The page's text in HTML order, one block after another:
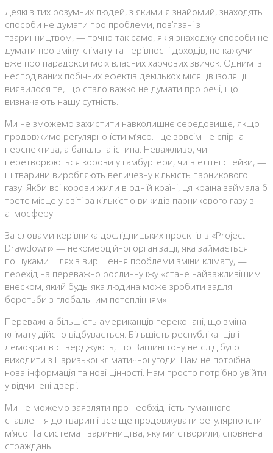
Деякі з тих розумних людей, з якими я знайомий, знаходять
способи не думати про проблеми, пов’язані з
тваринництвом, — точно так само, як я знаходжу способи не
думати про зміну клімату та нерівності доходів, не кажучи
вже про парадокси моїх власних харчових звичок. Одним із
несподіваних побічних ефектів декількох місяців ізоляції
виявилося те, що стало важко не думати про речі, що
визначають нашу сутність.
Ми не зможемо захистити навколишнє середовище, якщо
продовжимо регулярно їсти м’ясо. І це зовсім не спірна
перспектива, а банальна істина. Неважливо, чи
перетворюються корови у гамбургери, чи в елітні стейки, —
ці тварини виробляють величезну кількість парникового
газу. Якби всі корови жили в одній країні, ця країна займала б
третє місце у світі за кількістю викидів парникового газу в
атмосферу.
За словами керівника дослідницьких проєктів в «Project
Drawdown» — некомерційної організації, яка займається
пошуками шляхів вирішення проблеми зміни клімату, —
перехід на переважно рослинну їжу «стане найважливішим
внеском, який будь-яка людина може зробити задля
боротьби з глобальним потеплінням».
Переважна більшість американців переконані, що зміна
клімату дійсно відбувається. Більшість республіканців і
демократів стверджують, що Вашингтону не слід було
виходити з Паризької кліматичної угоди. Нам не потрібна
нова інформація та нові цінності. Нам просто потрібно увійти
у відчинені двері.
Ми не можемо заявляти про необхідність гуманного
ставлення до тварин і все ще продовжувати регулярно їсти
м’ясо. Та система тваринництва, яку ми створили, сповнена
страждань.